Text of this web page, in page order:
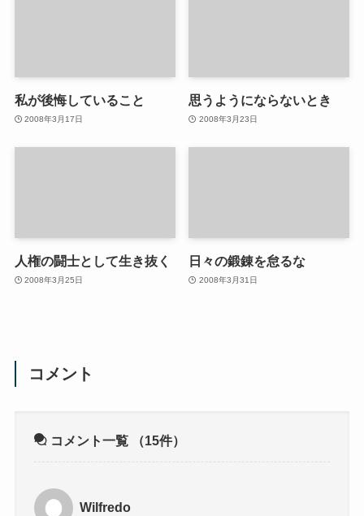
私が後悔していること
2008年3月17日
思うようにならないとき
2008年3月23日
人権の闘士として生き抜く
2008年3月25日
日々の鍛錬を怠るな
2008年3月31日
コメント
コメント一覧 （15件）
Wilfredo